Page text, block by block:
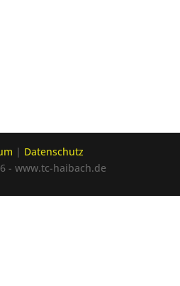
| Datenschutz
- www.tc-haibach.de